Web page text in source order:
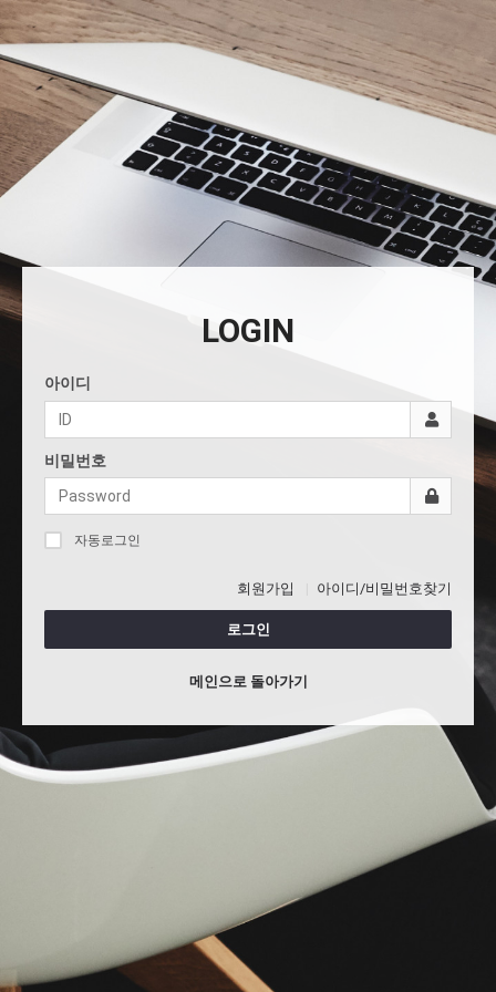
LOGIN
아이디
비밀번호
자동로그인
회원가입 아이디/비밀번호찾기
로그인
메인으로 돌아가기